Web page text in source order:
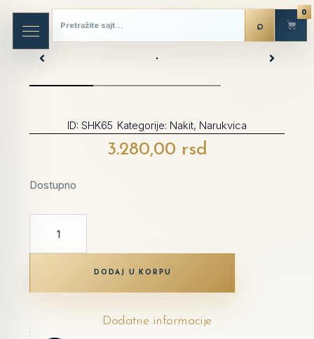
ID: SHK65 Kategorije: Nakit, Narukvica
3.280,00 rsd
Dostupno
DODAJ U KORPU
Dodatne informacije
0